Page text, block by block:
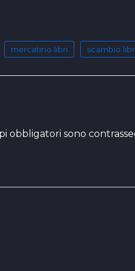
mercatino libri scambio
obbligatori sono